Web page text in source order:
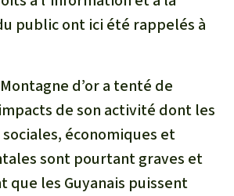
public ont ici été rappelés à
d’or a tenté de
de son activité dont les
économiques et
sont pourtant graves et
que les Guyanais puissent